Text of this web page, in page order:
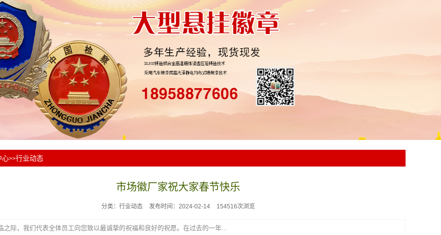
心>>行业动态
市场徽厂家祝大家春节快乐
分类：行业动态 发布时间：2024-02-14 154516次浏览
之际，我们代表全体员工向您致以最诚挚的祝福和良好的祝愿。在过去的一年...